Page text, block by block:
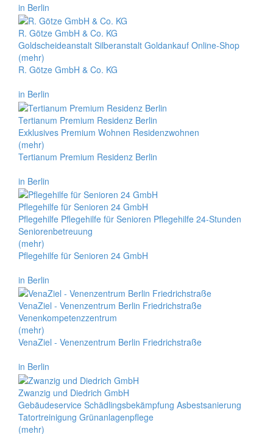
in Berlin
R. Götze GmbH & Co. KG
Goldscheideanstalt Silberanstalt Goldankauf Online-Shop
(mehr)
R. Götze GmbH & Co. KG
in Berlin
Tertianum Premium Residenz Berlin
Exklusives Premium Wohnen Residenzwohnen
(mehr)
Tertianum Premium Residenz Berlin
in Berlin
Pflegehilfe für Senioren 24 GmbH
Pflegehilfe Pflegehilfe für Senioren Pflegehilfe 24-Stunden
Seniorenbetreuung
(mehr)
Pflegehilfe für Senioren 24 GmbH
in Berlin
VenaZiel - Venenzentrum Berlin Friedrichstraße
Venenkompetenzzentrum
(mehr)
VenaZiel - Venenzentrum Berlin Friedrichstraße
in Berlin
Zwanzig und Diedrich GmbH
Gebäudeservice Schädlingsbekämpfung Asbestsanierung
Tatortreinigung Grünanlagenpflege
(mehr)